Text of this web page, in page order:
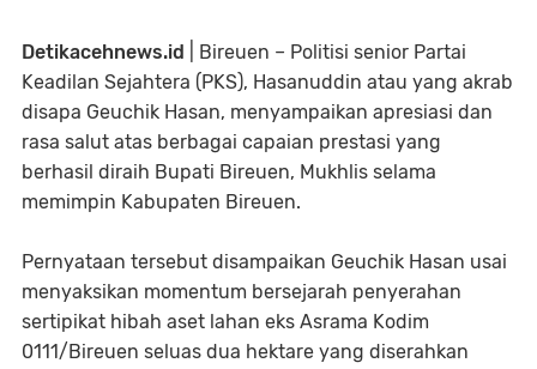
Detikacehnews.id
| Bireuen – Politisi senior Partai
Keadilan Sejahtera (PKS), Hasanuddin atau yang akrab
disapa Geuchik Hasan, menyampaikan apresiasi dan
rasa salut atas berbagai capaian prestasi yang
berhasil diraih Bupati Bireuen, Mukhlis selama
memimpin Kabupaten Bireuen.
Pernyataan tersebut disampaikan Geuchik Hasan usai
menyaksikan momentum bersejarah penyerahan
sertipikat hibah aset lahan eks Asrama Kodim
0111/Bireuen seluas dua hektare yang diserahkan